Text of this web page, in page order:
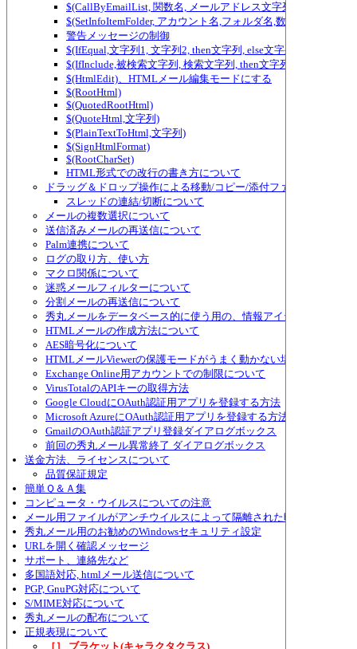
$(CallByEmailList, 関数名, メールアドレス文字列)
$(SetInfoItemFolder, アカウント名,フォルダ名,数値)
警告メッセージの制御
$(IfEqual,文字列1, 文字列2, then文字列, else文字列)、テンプレ
$(IfInclude,被検索文字列, 検索文字列, then文字列, else文字列)
$(HtmlEdit)、HTMLメール編集モードにする
$(RootHtml)
$(QuotedRootHtml)
$(QuoteHtml,文字列)
$(PlainTextToHtml,文字列)
$(SignHtmlFormat)
$(RootCharSet)
HTML形式での改行の書き方について
ドラッグ＆ドロップ操作による移動/コピー/添付ファイルの追加/
スレッドの連結/切断について
メールの複数選択について
送信済みメールの再送信について
Palm連携について
ログの取り方、使い方
マクロ関係について
迷惑メールフィルターについて
分割メールの再送信について
秀丸メールをデータベース的に使う用の、情報アイテムについて
HTMLメールの作成方法について
AES暗号化について
HTMLメールViewerの保護モードがうまく動かない場合
Exchange Online用アカウントでの制限について
VirusTotalのAPIキーの取得方法
Google CloudにOAuth認証用アプリを登録する方法
Microsoft AzureにOAuth認証用アプリを登録する方法
GmailのOAuth認証アプリ登録ダイアログボックス
前回の秀丸メール異常終了 ダイアログボックス
送金方法、ライセンスについて
品質保証規定
簡単Ｑ＆Ａ集
コンピュータ・ウイルスについての注意
メール用ファイルがアンチウイルスによって隔離された時の対策
秀丸メール用のお勧めのWindowsセキュリティ設定
URLを開く確認メッセージ
サポート、連絡先など
多国語対応, htmlメール送信について
PGP, GnuPG対応について
S/MIME対応について
秀丸メールの配布について
正規表現について
［］ ブラケット(キャラクタクラス)